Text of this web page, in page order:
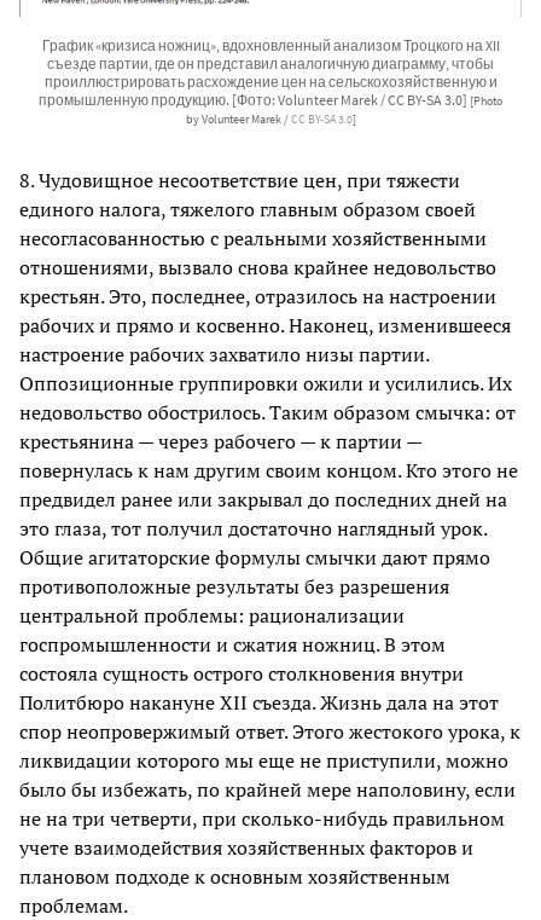
График «кризиса ножниц», вдохновленный анализом Троцкого на XII
съезде партии, где он представил аналогичную диаграмму, чтобы
проиллюстрировать расхождение цен на сельскохозяйственную и
промышленную продукцию. [Фото: Volunteer Marek / CC BY-SA 3.0] [Photo
by Volunteer Marek /CC BY-SA 3.0]
8. Чудовищное несоответствие цен, при тяжести
единого налога, тяжелого главным образом своей
несогласованностью с реальными хозяйственными
отношениями, вызвало снова крайнее недовольство
крестьян. Это, последнее, отразилось на настроении
рабочих и прямо и косвенно. Наконец, изменившееся
настроение рабочих захватило низы партии.
Оппозиционные группировки ожили и усилились. Их
недовольство обострилось. Таким образом смычка: от
крестьянина — через рабочего — к партии —
повернулась к нам другим своим концом. Кто этого не
предвидел ранее или закрывал до последних дней на
это глаза, тот получил достаточно наглядный урок.
Общие агитаторские формулы смычки дают прямо
противоположные результаты без разрешения
центральной проблемы: рационализации
госпромышленности и сжатия ножниц. В этом
состояла сущность острого столкновения внутри
Политбюро накануне XII съезда. Жизнь дала на этот
спор неопровержимый ответ. Этого жестокого урока, к
ликвидации которого мы еще не приступили, можно
было бы избежать, по крайней мере наполовину, если
не на три четверти, при сколько-нибудь правильном
учете взаимодействия хозяйственных факторов и
плановом подходе к основным хозяйственным
проблемам.